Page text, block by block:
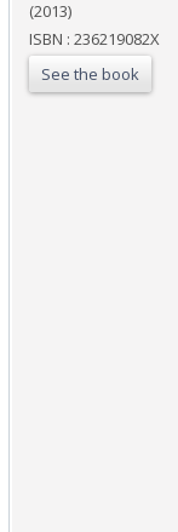
(2013)
ISBN : 236219082X
See the book